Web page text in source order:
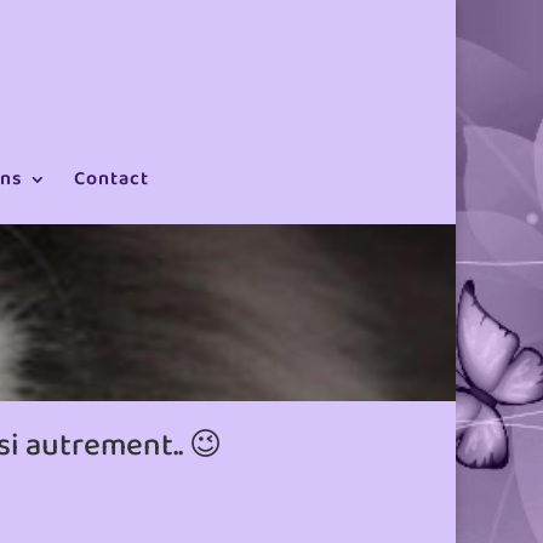
Contact
autrement.. 😉